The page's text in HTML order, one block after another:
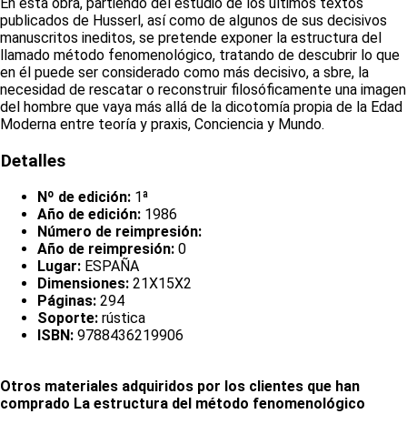
publicados de Husserl, así como de algunos de sus decisivos
manuscritos ineditos, se pretende exponer la estructura del
llamado método fenomenológico, tratando de descubrir lo que
en él puede ser considerado como más decisivo, a sbre, la
necesidad de rescatar o reconstruir filosóficamente una imagen
del hombre que vaya más allá de la dicotomía propia de la Edad
Moderna entre teoría y praxis, Conciencia y Mundo.
Detalles
Nº de edición: 1ª
Año de edición: 1986
Número de reimpresión:
Año de reimpresión: 0
Lugar: ESPAÑA
Dimensiones: 21X15X2
Páginas: 294
Soporte: rústica
ISBN: 9788436219906
Otros materiales adquiridos por los clientes que han
comprado La estructura del método fenomenológico